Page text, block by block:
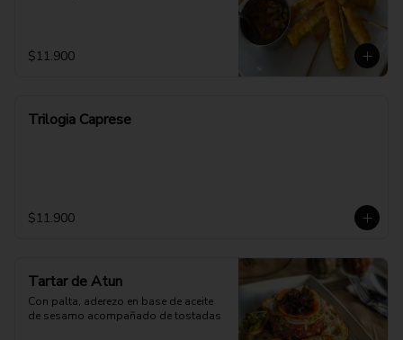
$11.900
Trilogia Caprese
$11.900
Tartar de Atun
Con palta, aderezo en base de aceite
de sesamo acompañado de tostadas